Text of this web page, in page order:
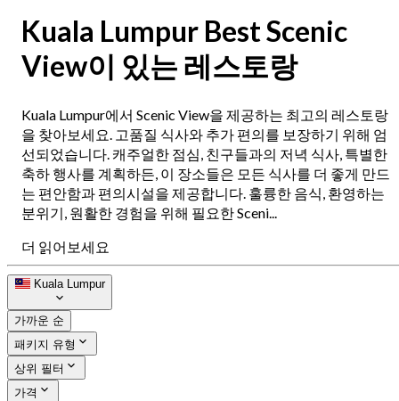
Kuala Lumpur Best Scenic
View이 있는 레스토랑
Kuala Lumpur에서 Scenic View을 제공하는 최고의 레스토랑
을 찾아보세요. 고품질 식사와 추가 편의를 보장하기 위해 엄
선되었습니다. 캐주얼한 점심, 친구들과의 저녁 식사, 특별한
축하 행사를 계획하든, 이 장소들은 모든 식사를 더 좋게 만드
는 편안함과 편의시설을 제공합니다. 훌륭한 음식, 환영하는
분위기, 원활한 경험을 위해 필요한 Sceni...
더 읽어보세요
Kuala Lumpur
가까운 순
패키지 유형
상위 필터
가격